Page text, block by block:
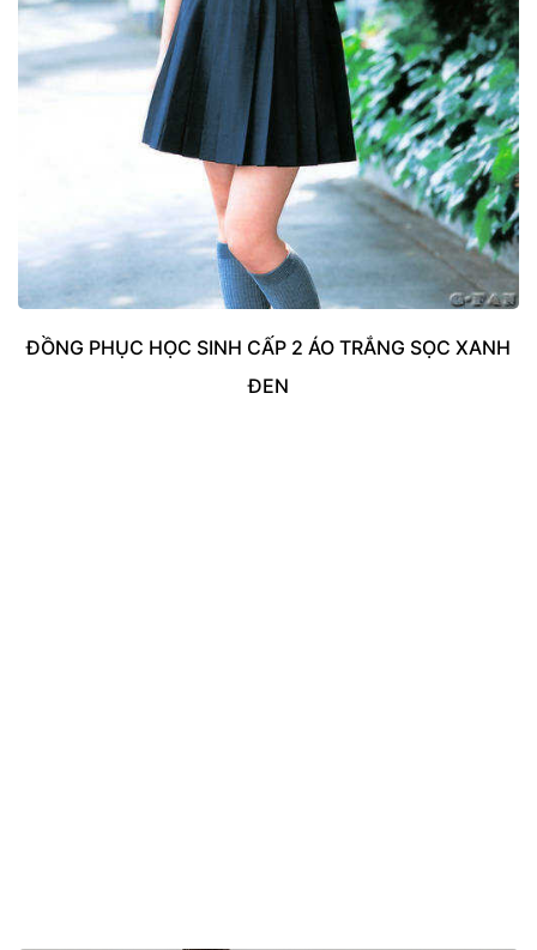
ĐỒNG PHỤC HỌC SINH CẤP 2 ÁO TRẮNG SỌC XANH
ĐEN